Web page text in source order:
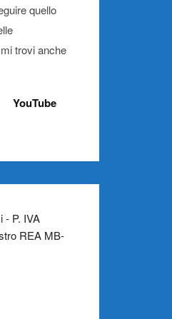
quello
trovi anche
YouTube
- P. IVA
REA MB-